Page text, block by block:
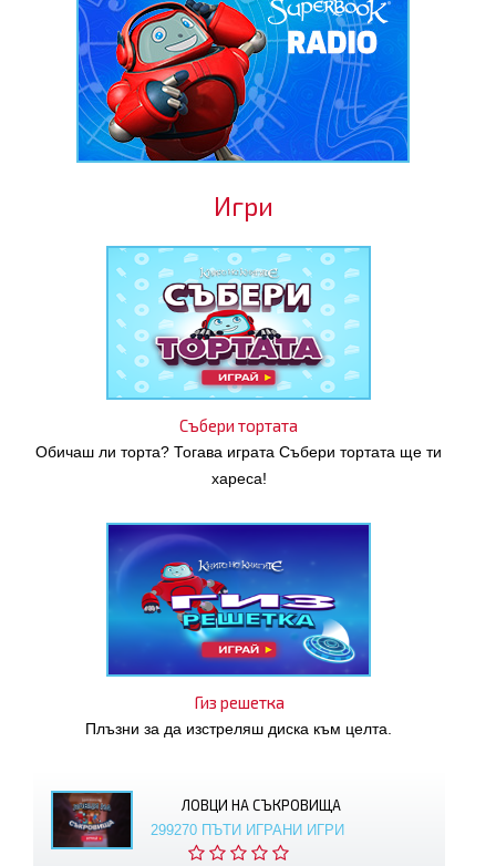
Игри
Събери тортата
Обичаш ли торта? Тогава играта Събери тортата ще ти
хареса!
Гиз решетка
Плъзни за да изстреляш диска към целта.
ЛОВЦИ НА СЪКРОВИЩА
299270 ПЪТИ ИГРАНИ ИГРИ